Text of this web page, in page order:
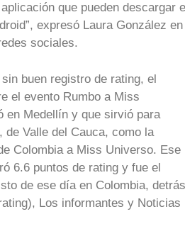
que pueden descargar
expresó Laura González en
sociales.
buen registro de rating, el
el evento Rumbo a Miss
en Medellín y que sirvió para
de Valle del Cauca, como la
Colombia a Miss Universo. Ese
6.6 puntos de rating y fue el
de ese día en Colombia, detrás
Los informantes y Noticias